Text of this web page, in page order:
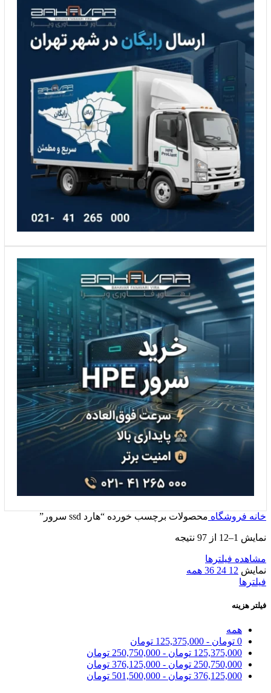
خانه فروشگاه محصولات برچسب خورده “هارد ssd سرور”
نمایش 1–12 از 97 نتیجه
مشاهده فیلترها
نمایش 12
24
36 همه
فیلترها
فیلتر هزینه
همه
0 تومان -
125,375,000 تومان
125,375,000 تومان -
250,750,000 تومان
250,750,000 تومان -
376,125,000 تومان
376,125,000 تومان -
501,500,000 تومان